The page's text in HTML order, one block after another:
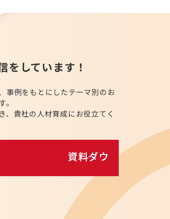
をしています！
事例をもとにしたテーマ別のお
、貴社の人材育成にお役立てく
料ダウンロード